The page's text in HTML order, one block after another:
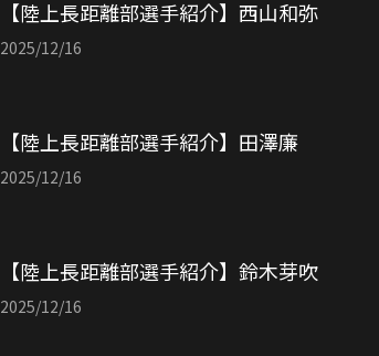
【陸上長距離部選手紹介】西山和弥
2025/12/16
【陸上長距離部選手紹介】田澤廉
2025/12/16
【陸上長距離部選手紹介】鈴木芽吹
2025/12/16